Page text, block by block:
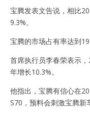
宝腾发表文告说，相比
9.3%。
宝腾的市场占有率达到
首席执行员李春荣表示
年增长10.3%。
他指出，宝腾有信心在
S70，预料会刺激宝腾新